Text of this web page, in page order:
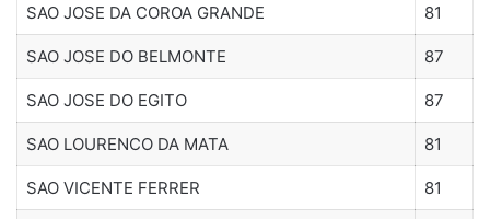
SAO JOSE DA COROA GRANDE 81
SAO JOSE DO BELMONTE 87
SAO JOSE DO EGITO 87
SAO LOURENCO DA MATA 81
SAO VICENTE FERRER 81